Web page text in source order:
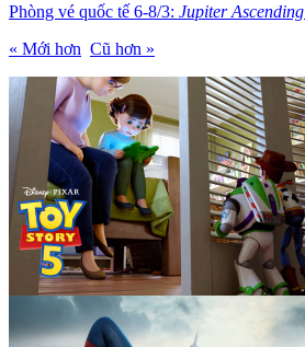
Phòng vé quốc tế 6-8/3: Jupiter Ascending
« Mới hơn Cũ hơn »